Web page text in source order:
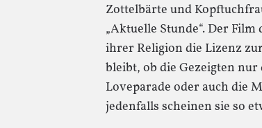
Zottelbärte und
„Aktuelle Stunde“. Der
ihrer Religion die Lizenz
bleibt, ob die Gezeigten nur
Loveparade oder auch die
jedenfalls scheinen sie so